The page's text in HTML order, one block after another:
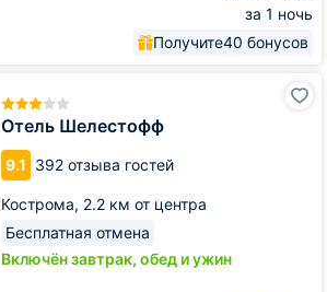
за 1 ночь
Получите40 бонусов
Отель Шелестофф
9.1 392 отзыва гостей
Кострома, 2.2 км от центра
Бесплатная отмена
Включён завтрак, обед и ужин